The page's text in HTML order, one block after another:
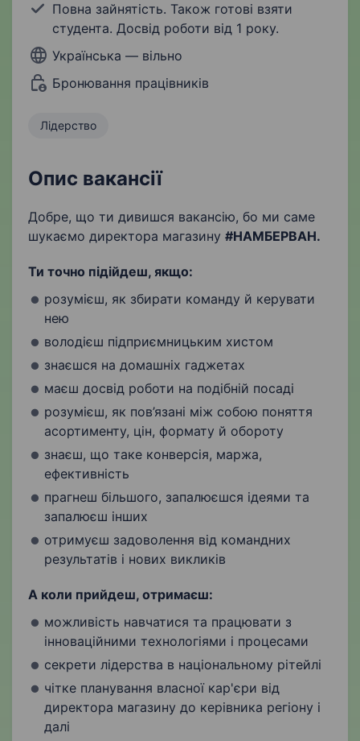
Повна зайнятість. Також готові взяти
студента. Досвід роботи від 1 року.
Українська — вільно
Бронювання працівників
Лідерство
Опис вакансії
Добре, що ти дивишся вакансію, бо ми саме
шукаємо директора магазину #НАМБЕРВАН.
Ти точно підійдеш, якщо:
розумієш, як збирати команду й керувати
нею
володієш підприємницьким хистом
знаєшся на домашніх гаджетах
маєш досвід роботи на подібній посаді
розумієш, як пов’язані між собою поняття
асортименту, цін, формату й обороту
знаєш, що таке конверсія, маржа,
ефективність
прагнеш більшого, запалюєшся ідеями та
запалюєш інших
отримуєш задоволення від командних
результатів і нових викликів
А коли прийдеш, отримаєш:
можливість навчатися та працювати з
інноваційними технологіями і процесами
секрети лідерства в національному рітейлі
чітке планування власної кар'єри від
директора магазину до керівника регіону і
далі